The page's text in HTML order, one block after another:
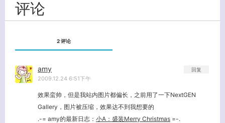
评论
2 评论
amy
2009.12.24 6:51下午
效果蛮帅，但是我站内图片都偏长，之前用了一下NextGEN
Gallery，图片被压缩，效果达不到我想要的
.-= amy的最新日志： 小A：盛装Merry Christmas =-.
回复